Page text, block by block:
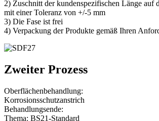
2) Zuschnitt der kundenspezifischen Länge auf
mit einer Toleranz von +/-5 mm
3) Die Fase ist frei
4) Verpackung der Produkte gemäß Ihren
Zweiter Prozess
Oberflächenbehandlung:
Korrosionsschutzanstrich
Behandlungsende:
Thema: BS21-Standard